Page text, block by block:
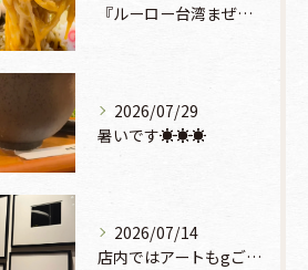
『ルーロー台湾まぜそば』930円🍜🫧
2026/07/29
暑いです☀️☀️☀️
2026/07/14
店内ではアートもgご鑑賞いただけます♡♡♡